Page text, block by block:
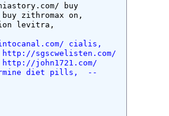
buy
zithromax on,
levitra,
cialis,
sgscwelisten.com/
john1721.com/
diet pills,  --